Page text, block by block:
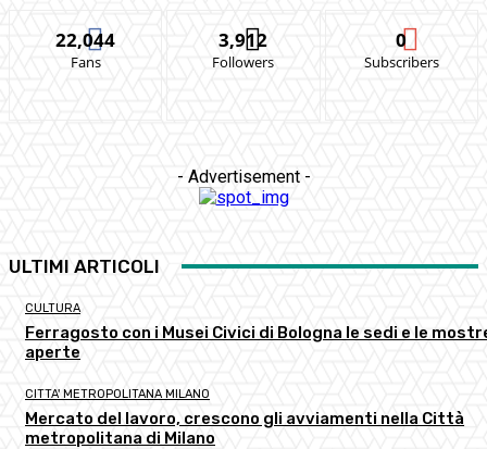
22,044
Fans
3,912
Followers
0
Subscribers
- Advertisement -
ULTIMI ARTICOLI
CULTURA
Ferragosto con i Musei Civici di Bologna le sedi e le
aperte
CITTA' METROPOLITANA MILANO
Mercato del lavoro, crescono gli avviamenti nella Città
metropolitana di Milano